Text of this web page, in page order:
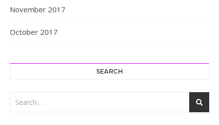
November 2017
October 2017
SEARCH